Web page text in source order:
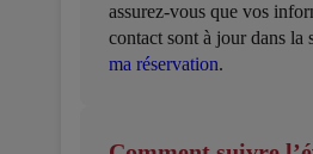
assurez-vous que vos
contact sont à jour dans la
ma réservation.